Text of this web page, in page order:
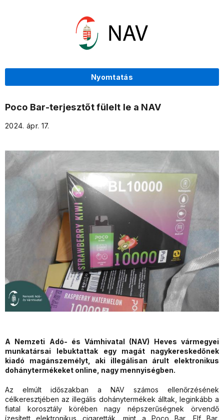
Nyomtatás
Poco Bar-terjesztőt fülelt le a NAV
2024. ápr. 17.
A Nemzeti Adó- és Vámhivatal (NAV) Heves vármegyei
munkatársai lebuktattak egy magát nagykereskedőnek
kiadó magánszemélyt, aki illegálisan árult elektronikus
dohánytermékeket online, nagy mennyiségben.
Az elmúlt időszakban a NAV számos ellenőrzésének
célkeresztjében az illegális dohánytermékek álltak, leginkább a
fiatal korosztály körében nagy népszerűségnek örvendő
ízesített elektronikus cigaretták, mint a Poco Bar, Elf Bar,